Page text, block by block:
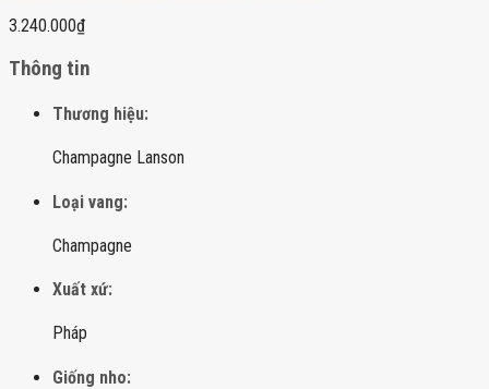
3.240.000₫
Thông tin
Thương hiệu:
Champagne Lanson
Loại vang:
Champagne
Xuất xứ:
Pháp
Giống nho: